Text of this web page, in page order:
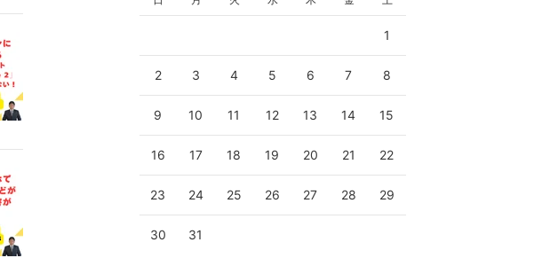
1
2 3 4 5 6 7 8
9 10 11 12 13 14 15
16 17 18 19 20 21 22
23 24 25 26 27 28 29
30 31